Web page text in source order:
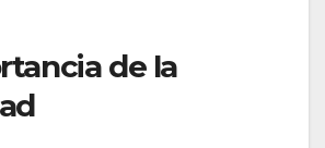
de la